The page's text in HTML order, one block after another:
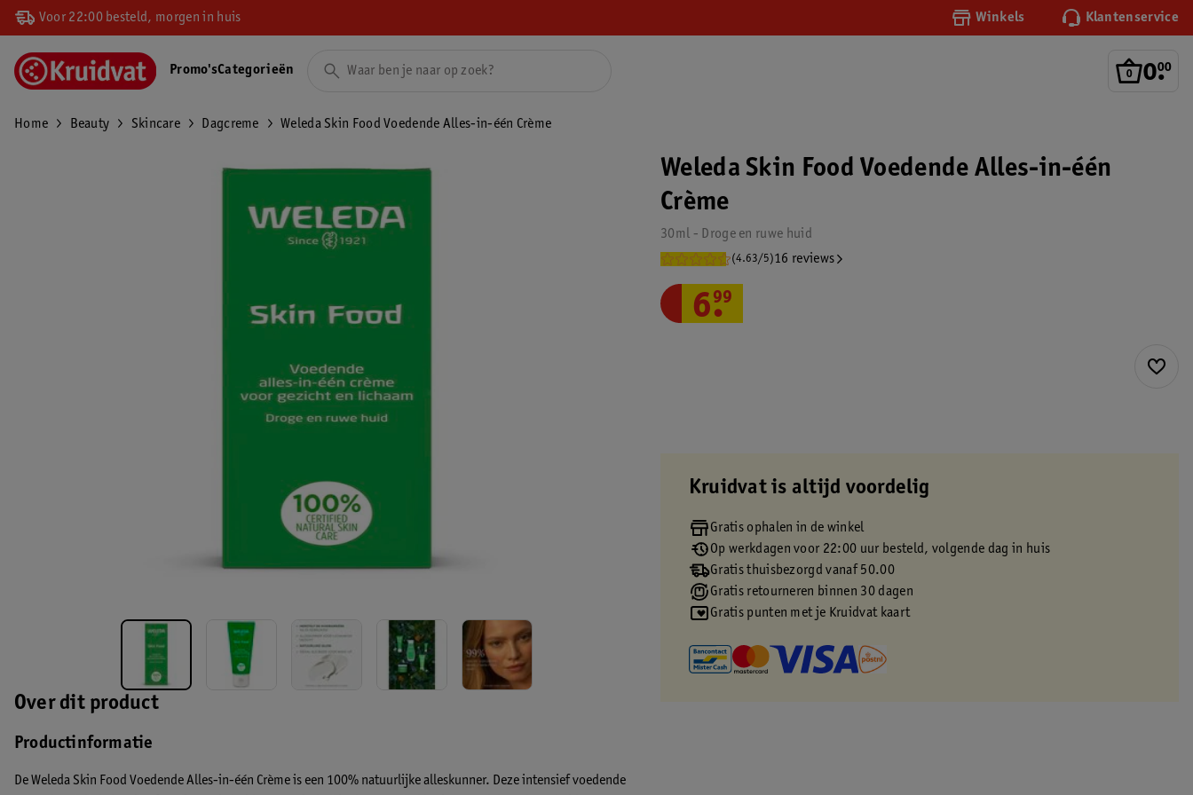
Voor 22:00 besteld, morgen in huis Winkels Klantenservice
0.
00
Promo'sCategorieën
Home Beauty Skincare Dagcreme Weleda Skin Food Voedende Alles-in-één Crème
Over dit product
Productinformatie
De Weleda Skin Food Voedende Alles-in-één Crème is een 100% natuurlijke alleskunner. Deze intensief voedende
Weleda Skin Food Voedende Alles-in-één
Crème
30ml - Droge en ruwe huid
(4.63/5)16 reviews
6.
99
Kruidvat is altijd voordelig
Gratis ophalen in de winkel
Op werkdagen voor 22:00 uur besteld, volgende dag in huis
Gratis thuisbezorgd vanaf 50.00
Gratis retourneren binnen 30 dagen
Gratis punten met je Kruidvat kaart